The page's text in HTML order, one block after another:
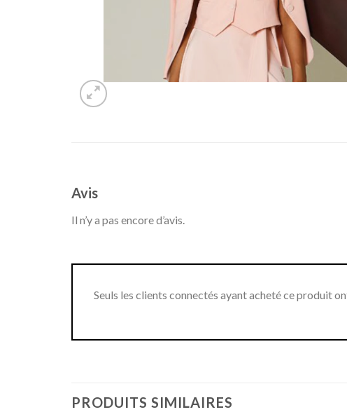
Avis
Il n’y a pas encore d’avis.
Seuls les clients connectés ayant acheté ce produit
PRODUITS SIMILAIRES